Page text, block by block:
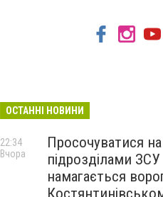
ОСТАННІ НОВИНИ
Просочуватися
підрозділами ЗСУ
намагається
22:34
Вчора